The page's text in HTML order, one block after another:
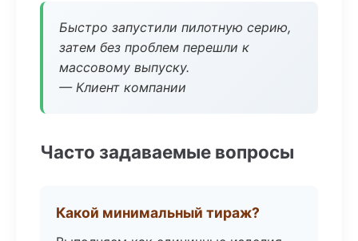
Быстро запустили пилотную серию,
затем без проблем перешли к
массовому выпуску.
— Клиент компании
Часто задаваемые вопросы
Какой минимальный тираж?